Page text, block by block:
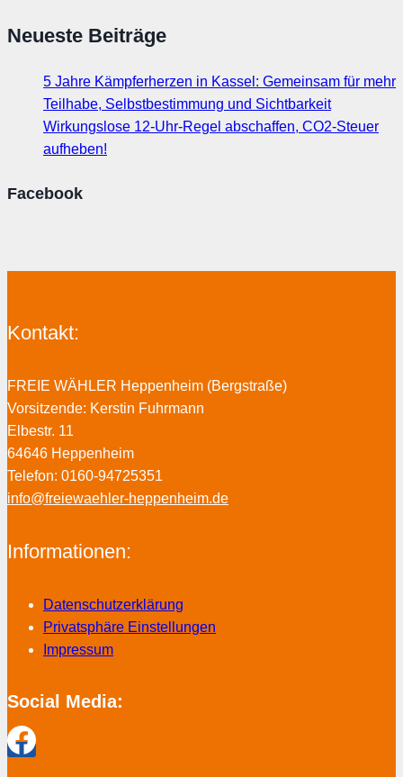
Neueste Beiträge
5 Jahre Kämpferherzen in Kassel: Gemeinsam für mehr
Teilhabe, Selbstbestimmung und Sichtbarkeit
Wirkungslose 12-Uhr-Regel abschaffen, CO2-Steuer
aufheben!
Facebook
Kontakt:
FREIE WÄHLER Heppenheim (Bergstraße)
Vorsitzende: Kerstin Fuhrmann
Elbestr. 11
64646 Heppenheim
Telefon: 0160-94725351
info@freiewaehler-heppenheim.de
Informationen:
Datenschutzerklärung
Privatsphäre Einstellungen
Impressum
Social Media: